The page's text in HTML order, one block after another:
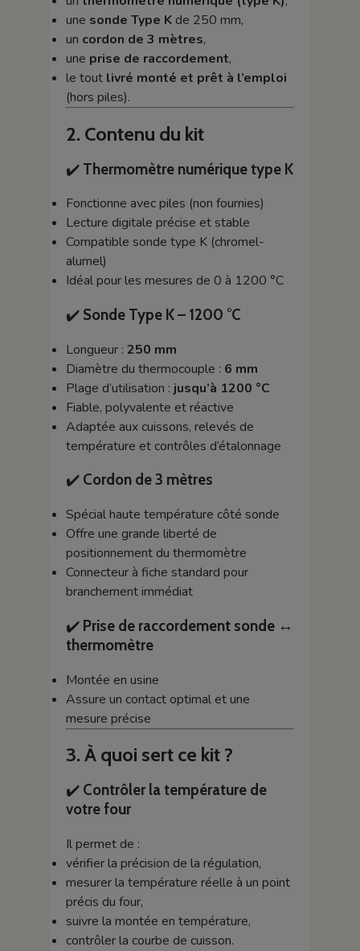
une sonde Type Kde 250 mm,
un cordon de 3 mètres,
une prise de raccordement,
le tout livré monté et prêt à l’emploi
(hors piles).
2. Contenu du kit
✔️ Thermomètre numérique type K
Fonctionne avec piles (non fournies)
Lecture digitale précise et stable
Compatible sonde type K (chromel-
alumel)
Idéal pour les mesures de 0 à 1200 °C
✔️ Sonde Type K – 1200 °C
Longueur : 250 mm
Diamètre du thermocouple : 6 mm
Plage d’utilisation : jusqu’à 1200 °C
Fiable, polyvalente et réactive
Adaptée aux cuissons, relevés de
température et contrôles d’étalonnage
✔️ Cordon de 3 mètres
Spécial haute température côté sonde
Offre une grande liberté de
positionnement du thermomètre
Connecteur à fiche standard pour
branchement immédiat
✔️ Prise de raccordement sonde ↔
thermomètre
Montée en usine
Assure un contact optimal et une
mesure précise
3. À quoi sert ce kit ?
✔️ Contrôler la température de
votre four
Il permet de :
vérifier la précision de la régulation,
mesurer la température réelle à un point
précis du four,
suivre la montée en température,
contrôler la courbe de cuisson.